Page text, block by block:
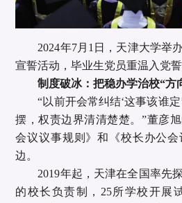
2024年7月1日，天津大学举
宣誓活动，毕业生党员重温入党誓
制度破冰：把稳办学治校“方
“以前开会常纠结‘这事该谁
摆，权责边界清清楚楚。”董彦
会议议事规则》和《校长办公
边。
2019年起，天津在全国率先
的校长负责制，25所学校开展